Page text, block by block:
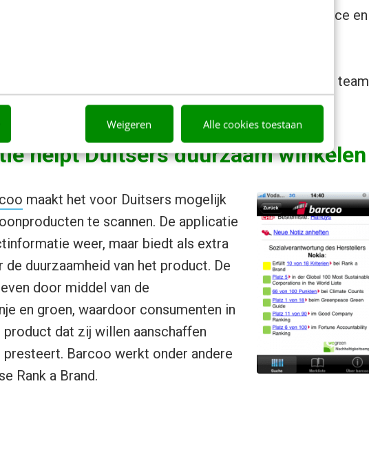
Weigeren Alle cookies toestaan
in ontwikkelingslanden. Alle designs waren open-source en
om ze te gebruiken. Met behulp van sociale media
uit 45 landen die een ontwerp aanleverden. De
en leverde een winnaar op. Het
van een team
hun huis wordt gebouwd in Ghana.
helpt Duitsers duurzaam winkelen
maakt het voor Duitsers mogelijk
te scannen. De applicatie
weer, maar biedt als extra
duurzaamheid van het product. De
door middel van de
en groen, waardoor consumenten in
dat zij willen aanschaffen
Barcoo werkt onder andere
Rank a Brand.